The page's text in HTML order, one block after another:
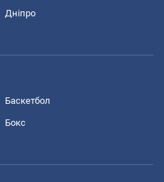
Дніпро
Баскетбол
Бокс